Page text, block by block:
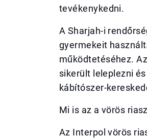
tevékenykedni.
A Sharjah-i
gyermekeit
működtetéséhez.
sikerült leleplezni
kábítószer-
Mi is az a vörös
Az Interpol vörös